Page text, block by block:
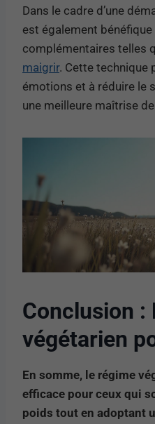
Dans le cadre d’une
est également
complémentaires telles
maigrir. Cette technique
émotions et à réduire le
une meilleure maîtrise
Conclusion :
végétarien
En somme, le régime
efficace pour ceux qui
poids tout en adoptant